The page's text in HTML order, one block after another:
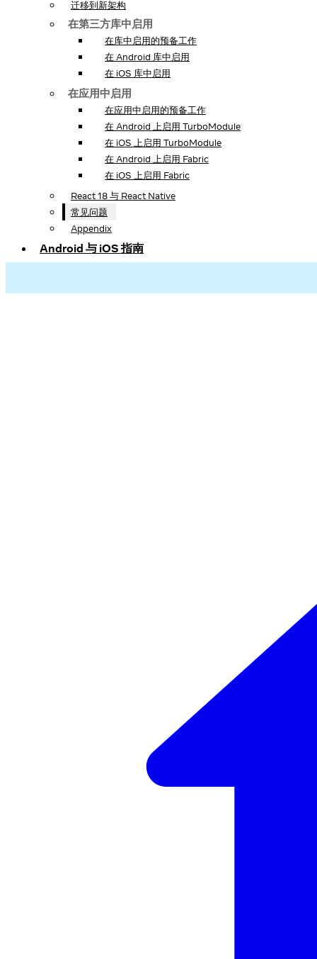
迁移到新架构
在第三方库中启用
在库中启用的预备工作
在 Android 库中启用
在 iOS 库中启用
在应用中启用
在应用中启用的预备工作
在 Android 上启用 TurboModule
在 iOS 上启用 TurboModule
在 Android 上启用 Fabric
在 iOS 上启用 Fabric
React 18 与 React Native
常见问题
Appendix
Android 与 iOS 指南